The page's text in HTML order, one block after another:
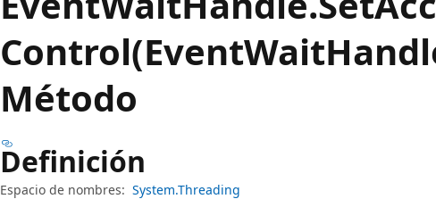
Método
Definición
Espacio de nombres: System.Threading